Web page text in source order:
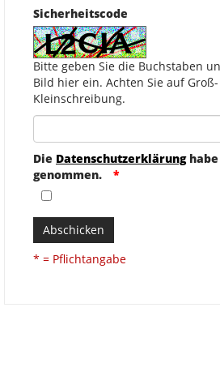
Sicherheitscode
Bitte geben Sie die Buchstaben
Bild hier ein. Achten Sie auf
Kleinschreibung.
Die Datenschutzerklärunghabe
genommen.
Abschicken
* = Pflichtangabe